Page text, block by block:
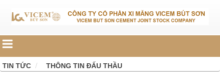
TIN TỨC THÔNG TIN ĐẤU THẦU